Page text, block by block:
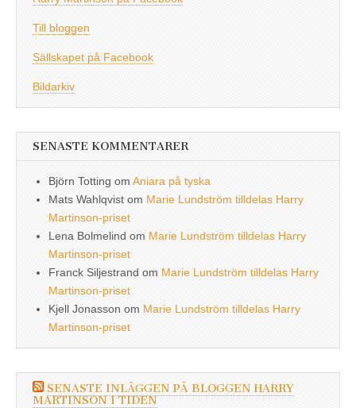
Till bloggen
Sällskapet på Facebook
Bildarkiv
SENASTE KOMMENTARER
Björn Totting om Aniara på tyska
Mats Wahlqvist om Marie Lundström tilldelas Harry
Martinson-priset
Lena Bolmelind om Marie Lundström tilldelas Harry
Martinson-priset
Franck Siljestrand om Marie Lundström tilldelas Harry
Martinson-priset
Kjell Jonasson om Marie Lundström tilldelas Harry
Martinson-priset
SENASTE INLÄGGEN PÅ BLOGGEN HARRY
MARTINSON I TIDEN